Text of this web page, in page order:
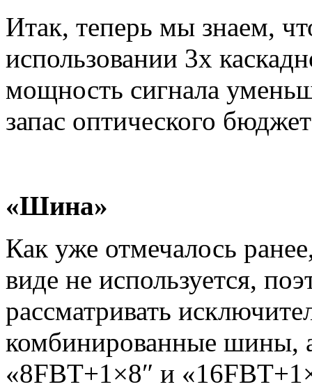
Итак, теперь мы знаем,
использовании 3х
мощность сигнала
запас оптического
«Шина»
Как уже отмечалось
виде не используется,
рассматривать
комбинированные шины,
«8FBT+1×8″ и